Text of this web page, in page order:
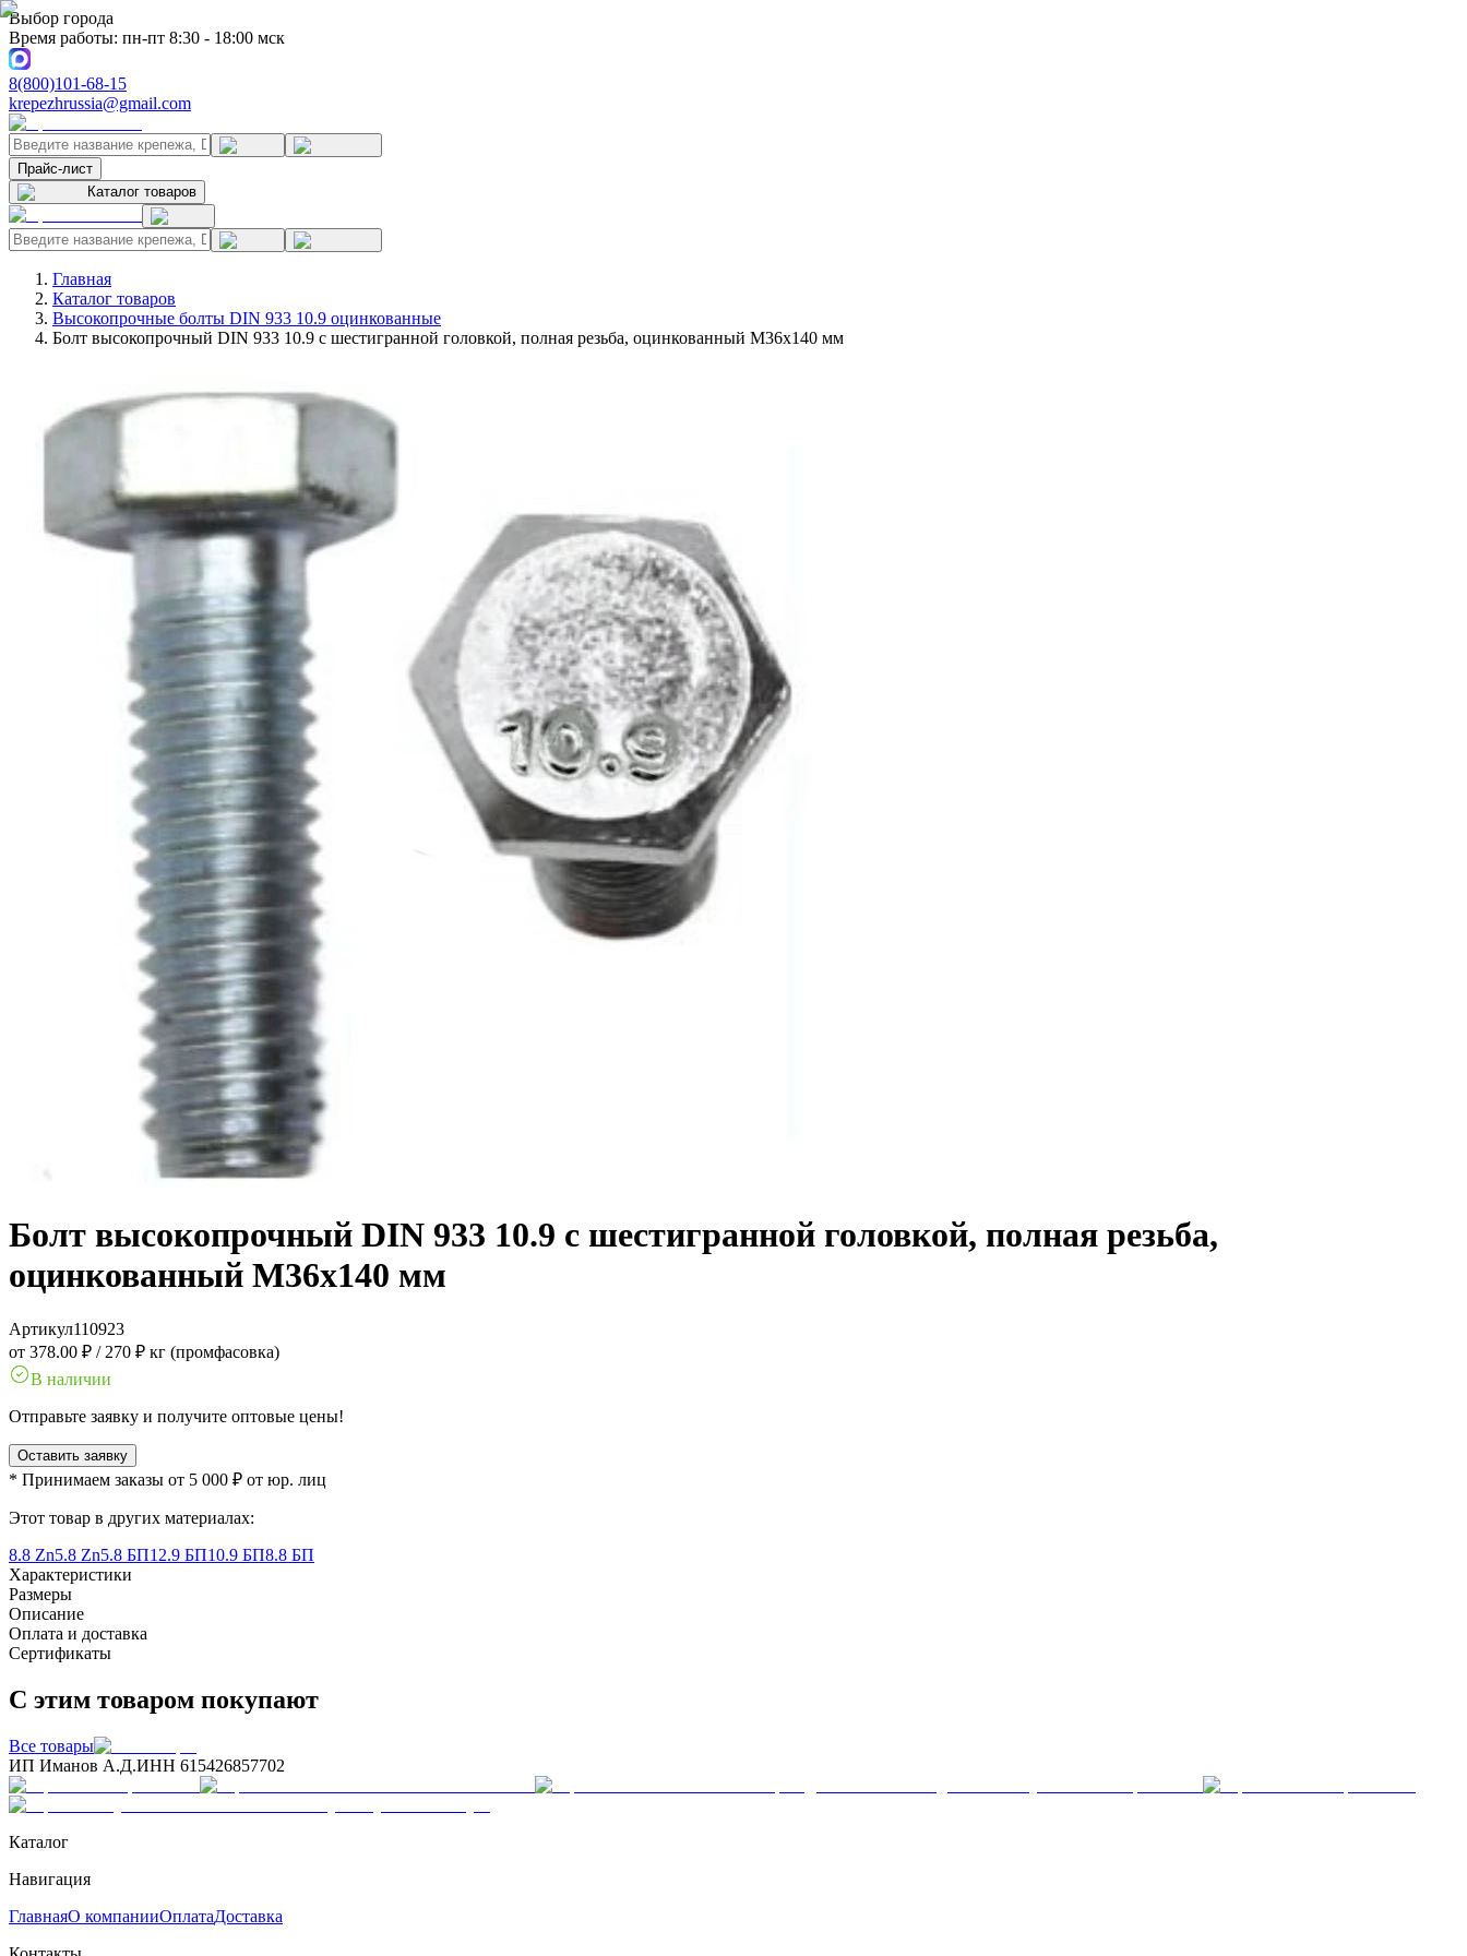
Выбор города
Время работы: пн-пт 8:30 - 18:00 мск
8(800)101-68-15
krepezhrussia@gmail.com
Прайс-лист
Каталог товаров
Главная
Каталог товаров
Высокопрочные болты DIN 933 10.9 оцинкованные
Болт высокопрочный DIN 933 10.9 с шестигранной головкой, полная резьба, оцинкованный M36x140 мм
Болт высокопрочный DIN 933 10.9 с шестигранной головкой, полная резьба,
оцинкованный M36x140 мм
Артикул110923
от 378.00 ₽ / 270 ₽ кг (промфасовка)
В наличии
Отправьте заявку и получите оптовые цены!
Оставить заявку
* Принимаем заказы от 5 000 ₽ от юр. лиц
Этот товар в других материалах:
8.8 Zn5.8 Zn5.8 БП12.9 БП10.9 БП8.8 БП
Характеристики
Размеры
Описание
Оплата и доставка
Сертификаты
С этим товаром покупают
Все товары
ИП Иманов А.Д.ИНН 615426857702
Каталог
Навигация
ГлавнаяО компанииОплатаДоставка